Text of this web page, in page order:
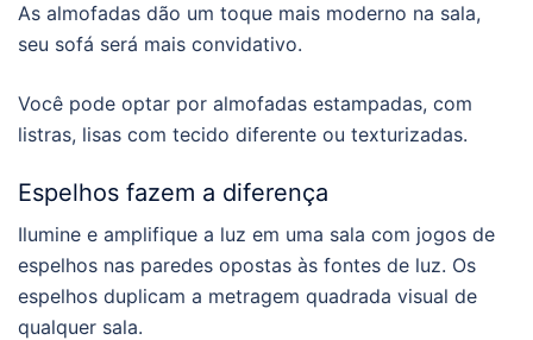
As almofadas dão um toque mais moderno na sala,
seu sofá será mais convidativo.
Você pode optar por almofadas estampadas, com
listras, lisas com tecido diferente ou texturizadas.
Espelhos fazem a diferença
Ilumine e amplifique a luz em uma sala com jogos de
espelhos nas paredes opostas às fontes de luz. Os
espelhos duplicam a metragem quadrada visual de
qualquer sala.